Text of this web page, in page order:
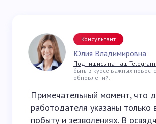
Консультант
Юлия Владимировна
Подпишись на наш
быть в курсе важных
обновлений.
Примечательный момент, что
работодателя указаны только
побыту и зезволениях. В